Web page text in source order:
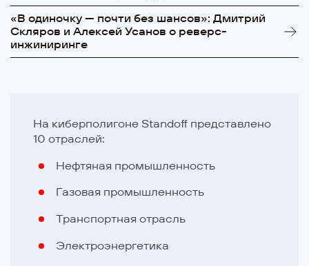
На киберполигоне Standoff представлено
10 отраслей:
Нефтяная промышленность
Газовая промышленность
Транспортная отрасль
Электроэнергетика
«В одиночку — почти без шансов»: Дмитрий
Скляров и Алексей Усанов о реверс-
инжиниринге